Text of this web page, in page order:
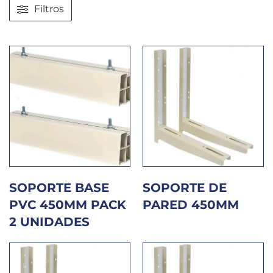
Filtros
SOPORTE BASE
PVC 450MM PACK
2 UNIDADES
SOPORTE DE
PARED 450MM